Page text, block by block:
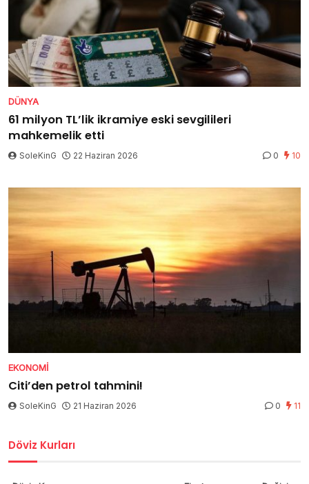
DÜNYA
61 milyon TL’lik ikramiye eski sevgilileri
mahkemelik etti
SoleKinG 22 Haziran 2026 0 10
EKONOMI
Citi’den petrol tahmini!
SoleKinG 21 Haziran 2026 0 11
Döviz Kurları